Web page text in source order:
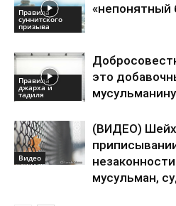
Правила
суннитского
призыва
«непонятный
Правила
джарха и
тадиля
это
Видео
(ВИДЕО) Шейх
мусульман,